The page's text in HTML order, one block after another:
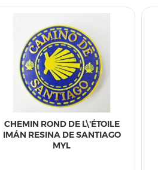
CHEMIN ROND DE L\'ÉTOILE
IMÁN RESINA DE SANTIAGO
MYL